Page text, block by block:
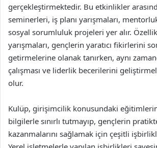
gerçekleştirmektedir. Bu etkinlikler
seminerleri, iş planı yarışmaları,
sosyal sorumluluk projeleri yer alır.
yarışmaları, gençlerin yaratıcı fikirlerini
getirmelerine olanak tanırken, aynı
çalışması ve liderlik becerilerini
olur.
Kulüp, girişimcilik konusundaki
bilgilerle sınırlı tutmayıp, gençlerin
kazanmalarını sağlamak için çeşitli